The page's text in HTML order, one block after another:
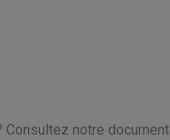
notre